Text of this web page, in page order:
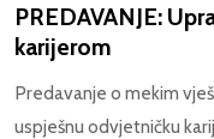
PREDAVANJE:
karijerom
Predavanje o mekim
uspješnu odvjetničku